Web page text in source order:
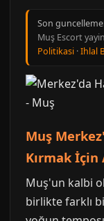
Son
Muş Escort
Politikasi ·Ihlal
Muş
Kırmak
Muş'un kalbi
birlikte farklı